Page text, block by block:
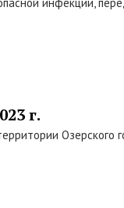
г.
Озерского